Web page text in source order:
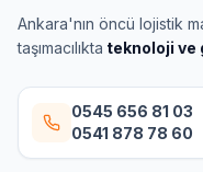
Ankara'nın öncü lojistik
taşımacılıkta teknoloji ve
0545 656 81 03
0541 878 78 60